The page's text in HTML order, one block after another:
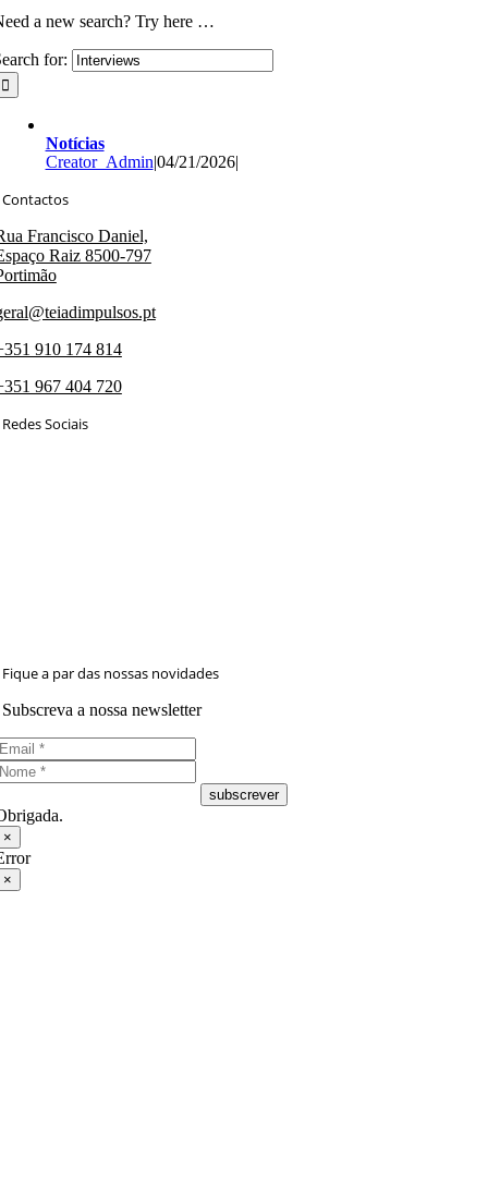
a new search? Try here …
for:
Notícias
Creator_Admin|04/21/2026|
Contactos
Francisco Daniel,
Raiz 8500-797
910 174 814
967 404 720
Redes Sociais
Fique a par das nossas novidades
Subscreva a nossa newsletter
subscrever
×
×